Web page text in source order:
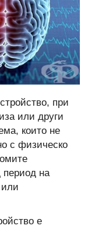
при
или други
които не
с физическо
период на
е